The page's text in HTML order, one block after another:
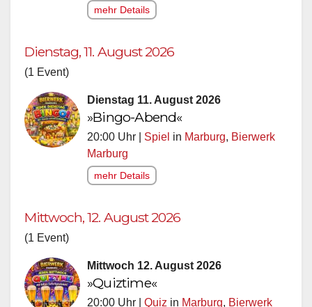
mehr Details
Dienstag, 11. August 2026
(1 Event)
Dienstag 11. August 2026
»Bingo-Abend«
20:00 Uhr | Spiel in Marburg, Bierwerk
Marburg
mehr Details
Mittwoch, 12. August 2026
(1 Event)
Mittwoch 12. August 2026
»Quiztime«
20:00 Uhr | Quiz in Marburg, Bierwerk